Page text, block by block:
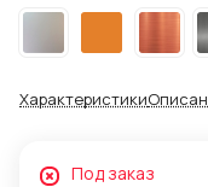
Характеристики
Под заказ